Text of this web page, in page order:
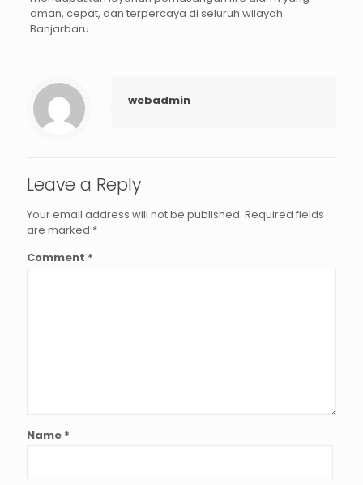
aman, cepat, dan terpercaya di seluruh wilayah
Banjarbaru.
webadmin
Leave a Reply
Your email address will not be published. Required fields
are marked *
Comment *
Name *